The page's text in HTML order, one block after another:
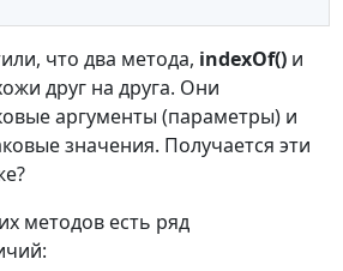
что два метода, indexOf() и
друг на друга. Они
аргументы (параметры) и
значения. Получается эти
методов есть ряд